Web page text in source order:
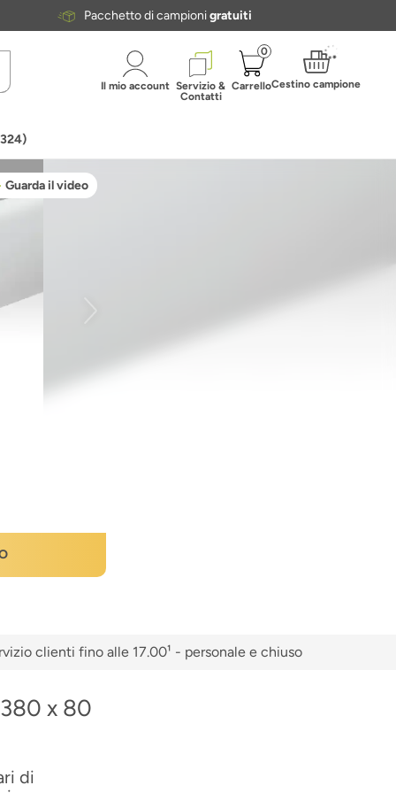
Pacchetto di campionigratuiti
Il mio account Servizio &
Contatti
0
CarrelloCestino campione
Guarda il video
clienti fino alle 17.00¹ - personale e chiuso
x 80
di